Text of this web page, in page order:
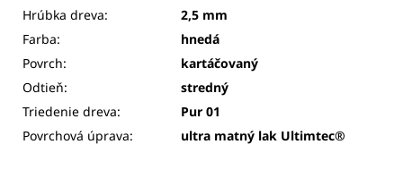
Hrúbka dreva:
2,5 mm
Farba:
hnedá
Povrch:
kartáčovaný
Odtieň:
stredný
Triedenie dreva:
Pur 01
Povrchová úprava:
ultra matný lak Ultimtec®